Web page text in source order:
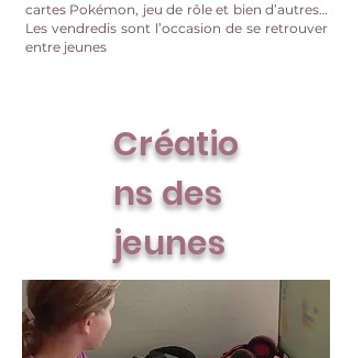
cartes Pokémon, jeu de rôle et bien d’autres…
Les vendredis sont l’occasion de se retrouver
entre jeunes
Créatio
ns des
jeunes